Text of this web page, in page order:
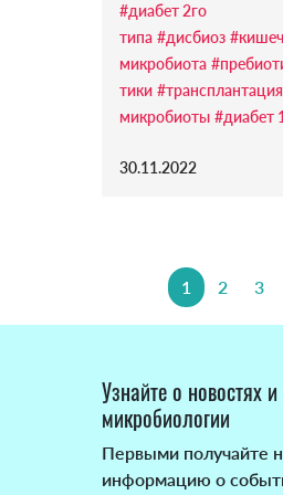
#диабет 2го
типа #дисбиоз
микробиота
тики
микробиоты #диабет
30.11.2022
1 2 3
Узнайте о новостях
микробиологии
Первыми получайте
информацию о